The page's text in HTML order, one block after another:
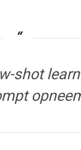
shot